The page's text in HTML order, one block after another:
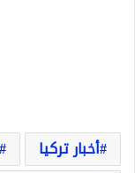
أخبار تركيا